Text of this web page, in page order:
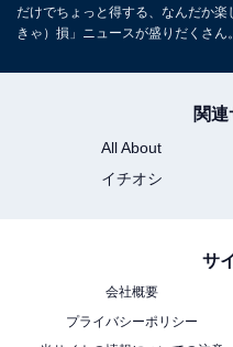
だけでちょっと得する、なんだか
きゃ）損」ニュースが盛りだくさん。
関
All About
イチオシ
サ
会社概要
プライバシーポリシー